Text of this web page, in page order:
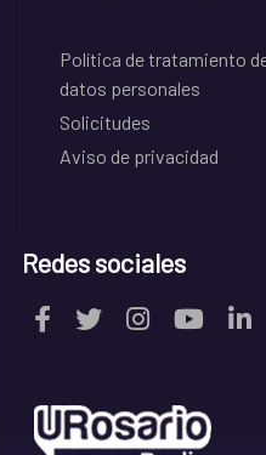
Política de tratamiento
datos personales
Solicitudes
Aviso de privacidad
Redes sociales